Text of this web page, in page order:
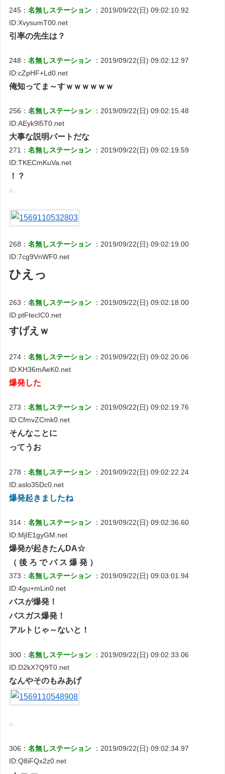
245：名無しステーション
：2019/09/22(日) 09:02:10.92
ID:XvysumT00.net
引率の先生は？
248：名無しステーション
：2019/09/22(日) 09:02:12.97
ID:cZpHF+Ld0.net
俺知ってま～すｗｗｗｗｗｗ
256：名無しステーション
：2019/09/22(日) 09:02:15.48
ID:AEyk9l5T0.net
大事な説明パートだな
271：名無しステーション
：2019/09/22(日) 09:02:19.59
ID:TKECmKuVa.net
！？
268：名無しステーション
：2019/09/22(日) 09:02:19.00
ID:7cg9VnWF0.net
ひえっ
263：名無しステーション
：2019/09/22(日) 09:02:18.00
ID:ptFtecIC0.net
すげえｗ
274：名無しステーション
：2019/09/22(日) 09:02:20.06
ID:KH36mAeK0.net
爆発した
273：名無しステーション
：2019/09/22(日) 09:02:19.76
ID:CfmvZCmk0.net
そんなことに
ってうお
278：名無しステーション
：2019/09/22(日) 09:02:22.24
ID:aslo35Dc0.net
爆発起きましたね
314：名無しステーション
：2019/09/22(日) 09:02:36.60
ID:MjIE1gyGM.net
爆発が起きたんDA☆
（ 後 ろ で バ ス 爆 発 ）
373：名無しステーション
：2019/09/22(日) 09:03:01.94
ID:4gu+mLin0.net
バスが爆発！
バスガス爆発！
アルトじゃ～ないと！
300：名無しステーション
：2019/09/22(日) 09:02:33.06
ID:D2kX7Q9T0.net
なんやそのもみあげ
306：名無しステーション
：2019/09/22(日) 09:02:34.97
ID:Q8iFQx2z0.net